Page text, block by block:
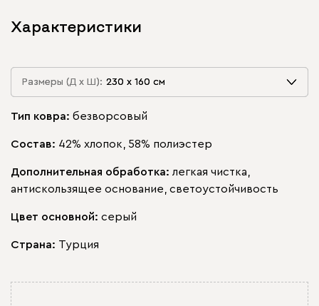
Характеристики
Размеры (Д х Ш): 230 х 160 см
Размеры (Д х Ш): 230 х 160 см
230 х 160 см
300 х 200 см
Тип ковра: безворсовый
Состав: 42% хлопок, 58% полиэстер
Дополнительная обработка: легкая чистка,
антискользящее основание, светоустойчивость
Цвет основной: серый
Страна: Турция